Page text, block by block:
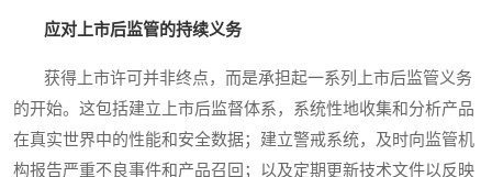
应对上市后监管的持续义务
获得上市许可并非终点，而是承担起一系列上市后监管义务
的开始。这包括建立上市后监督体系，系统性地收集和分析产品
在真实世界中的性能和安全数据；建立警戒系统，及时向监管机
构报告严重不良事件和产品召回；以及定期更新技术文件以反映